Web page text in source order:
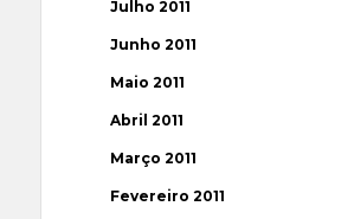
Julho 2011
Junho 2011
Maio 2011
Abril 2011
Março 2011
Fevereiro 2011